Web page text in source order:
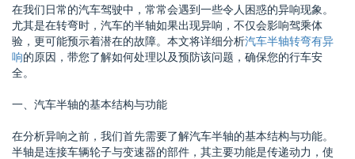
在我们日常的汽车驾驶中，常常会遇到一些令人困惑的异响现象。
尤其是在转弯时，汽车的半轴如果出现异响，不仅会影响驾乘体
验，更可能预示着潜在的故障。本文将详细分析汽车半轴转弯有异
响的原因，带您了解如何处理以及预防该问题，确保您的行车安
全。
一、汽车半轴的基本结构与功能
在分析异响之前，我们首先需要了解汽车半轴的基本结构与功能。
半轴是连接车辆轮子与变速器的部件，其主要功能是传递动力，使